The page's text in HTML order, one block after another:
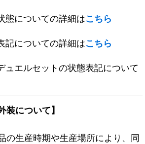
態についての詳細はこちら
記についての詳細はこちら
ュエルセットの状態表記について
装について】
の生産時期や生産場所により、同